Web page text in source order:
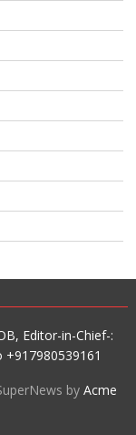
Editor-in-Chief-:
byAcme